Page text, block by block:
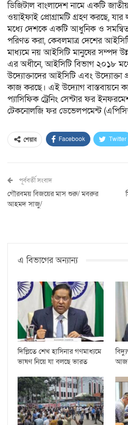
ডিজিটাল বাংলাদেশ নামে একটি
ওয়াইফাই প্রোগ্রামটি গ্রহণ করছে,
মধ্যে দেশকে একটি আধুনিক ও সমন্বিত
পরিণত করা, কেবলমাত্র দেশের
মাধ্যমে নয় আইসিটি মানুষের সম্পদ
এর অধীনে, আইসিটি বিভাগ ২০১৮
উদ্যোক্তাদের আইসিটি এবং উদ্যোক্তা
কাজ করছে। এই উদ্যোগ বাস্তবায়নে
প্যাসিফিক ট্রেনিং সেন্টার ফর
টেকনোলজি ফর ডেভেলপমেন্ট
শেয়ার Facebook Twitter
পূর্ববর্তী সংবাদ
গৌরবময় বিজয়ের মাস শুরু/ মবরুর
আহমদ সাজু/
এ বিভাগের অন্যান্য
দিল্লিতে শেখ হাসিনার গণমাধ্যমে
ভাষণ নিয়ে যা বলছে ভারত